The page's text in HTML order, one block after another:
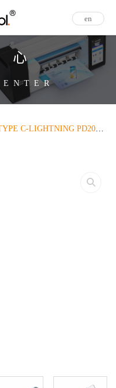
en
心
C-LIGHTNING PD20W快充线